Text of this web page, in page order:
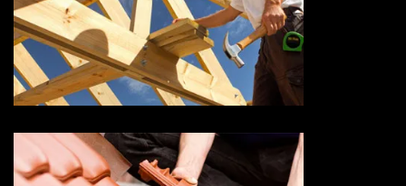
Couvreur charpentier 73
Savoie